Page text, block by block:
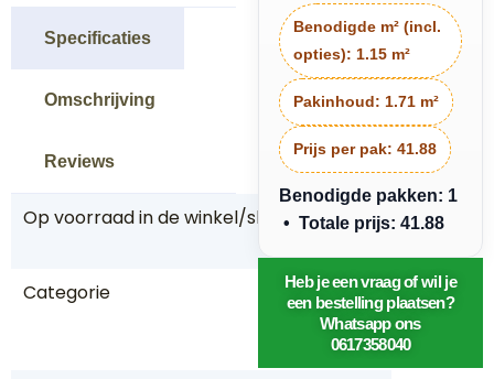
Specificaties
Omschrijving
Reviews
Op voorraad in de winkel/showroom
J
Categorie
P
V
C
Benodigde m² (incl.
opties): 1.15 m²
Pakinhoud: 1.71 m²
Prijs per pak: 41.88
Benodigde pakken: 1
• Totale prijs: 41.88
Heb je een vraag of wil je
een bestelling plaatsen?
Whatsapp ons
0617358040